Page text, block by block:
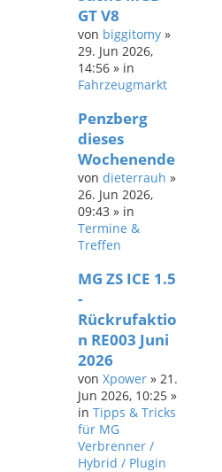
GT V8
von biggitomy »
29. Jun 2026,
14:56 » in
Fahrzeugmarkt
Penzberg
dieses
Wochenende
von dieterrauh »
26. Jun 2026,
09:43 » in
Termine &
Treffen
MG ZS ICE 1.5
-
Rückrufaktio
n RE003 Juni
2026
von Xpower » 21.
Jun 2026, 10:25 »
in Tipps & Tricks
für MG
Verbrenner /
Hybrid / Plugin